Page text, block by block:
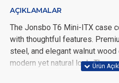
AÇIKLAMALAR
The Jonsbo T6 Mini-ITX case
with thoughtful features.
steel, and elegant walnut
modern yet natural look. The